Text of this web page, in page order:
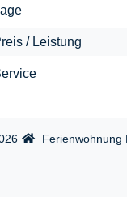
/ Leistung
Ferienwohnung